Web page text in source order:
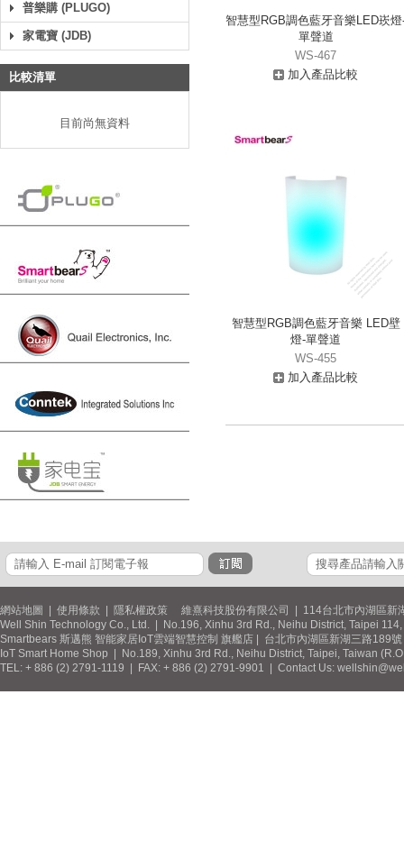
普樂購 (PLUGO)
家電寶 (JDB)
比較清單
目前尚無資料
智慧型RGB調色藍牙音樂LED崁燈
單聲道
WS-467
加入產品比較
智慧型RGB調色藍牙音樂 LED壁
燈-單聲道
WS-455
加入產品比較
網站地圖 使用條款 隱私權政策 維熹科技股份有限公司 | 114台北市內湖區新
Well Shin Technology Co., Ltd. | No.196, Xinhu 3rd Rd., Neihu District, Taipei
Smartbears 斯邁熊 智能家居IoT雲端智慧控制 旗艦店 | 台北市內湖區新湖三路189
IoT Smart Home Shop | No.189, Xinhu 3rd Rd., Neihu District, Taipei, Taiwan
TEL: + 886 (2) 2791-1119 | FAX: + 886 (2) 2791-9901 | Contact Us: